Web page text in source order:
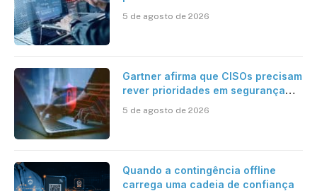
5 de agosto de 2026
Gartner afirma que CISOs precisam
rever prioridades em segurança
desafios impostos pela Inteligência
5 de agosto de 2026
Quando a contingência offline
carrega uma cadeia de confiança